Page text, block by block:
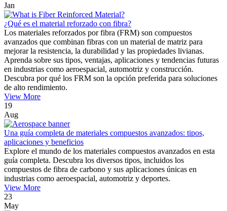
Jan
¿Qué es el material reforzado con fibra?
Los materiales reforzados por fibra (FRM) son compuestos
avanzados que combinan fibras con un material de matriz para
mejorar la resistencia, la durabilidad y las propiedades livianas.
Aprenda sobre sus tipos, ventajas, aplicaciones y tendencias futuras
en industrias como aeroespacial, automotriz y construcción.
Descubra por qué los FRM son la opción preferida para soluciones
de alto rendimiento.
View More
19
Aug
Una guía completa de materiales compuestos avanzados: tipos,
aplicaciones y beneficios
Explore el mundo de los materiales compuestos avanzados en esta
guía completa. Descubra los diversos tipos, incluidos los
compuestos de fibra de carbono y sus aplicaciones únicas en
industrias como aeroespacial, automotriz y deportes.
View More
23
May